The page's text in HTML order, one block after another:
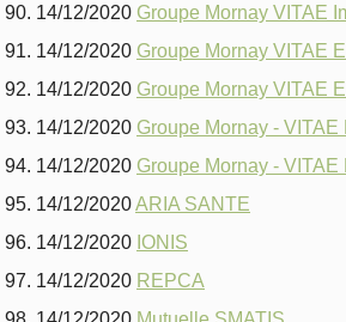
14/12/2020 Groupe Mornay VITAE
14/12/2020 Groupe Mornay VITAE
14/12/2020 Groupe Mornay VITAE
14/12/2020 Groupe Mornay - VITAE
14/12/2020 Groupe Mornay - VITAE
14/12/2020ARIA SANTE
14/12/2020 IONIS
14/12/2020 REPCA